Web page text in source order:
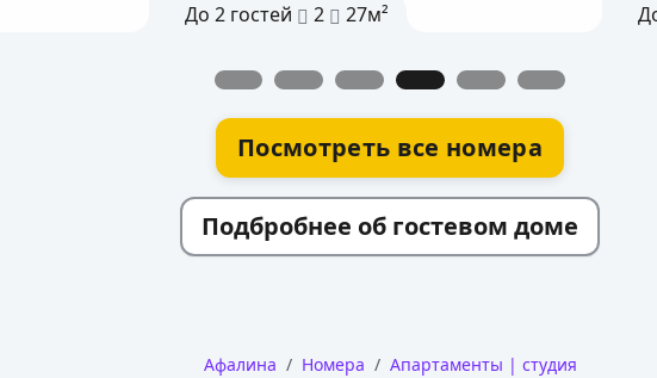
приватностью и уединением во время
До2 гостей 2 27м²
Посмотреть все номера
Подбробнее об гостевом доме
Афалина Номера Апартаменты | студия